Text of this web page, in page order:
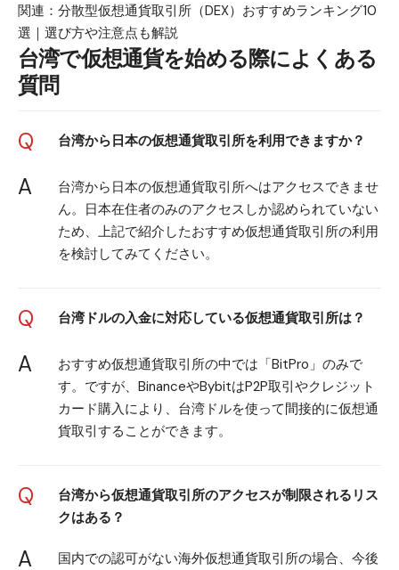
関連： 分散型仮想通貨取引所（DEX）おすすめランキング10
選｜選び方や注意点も解説
台湾で仮想通貨を始める際によくある
質問
Q 台湾から日本の仮想通貨取引所を利用できますか？
A
台湾から日本の仮想通貨取引所へはアクセスできませ
ん。日本在住者のみのアクセスしか認められていない
ため、上記で紹介したおすすめ仮想通貨取引所の利用
を検討してみてください。
Q 台湾ドルの入金に対応している仮想通貨取引所は？
A
おすすめ仮想通貨取引所の中では「BitPro」のみで
す。ですが、BinanceやBybitはP2P取引やクレジット
カード購入により、台湾ドルを使って間接的に仮想通
貨取引することができます。
Q
台湾から仮想通貨取引所のアクセスが制限されるリス
クはある？
A
国内での認可がない海外仮想通貨取引所の場合、今後